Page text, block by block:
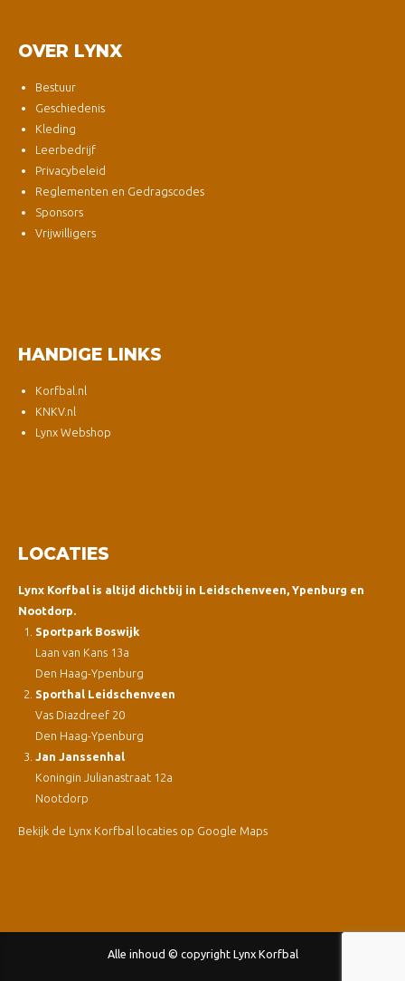
OVER LYNX
Bestuur
Geschiedenis
Kleding
Leerbedrijf
Privacybeleid
Reglementen en Gedragscodes
Sponsors
Vrijwilligers
HANDIGE LINKS
Korfbal.nl
KNKV.nl
Lynx Webshop
LOCATIES
Lynx Korfbal is altijd dichtbij in Leidschenveen, Ypenburg en
Nootdorp.
Sportpark Boswijk
Laan van Kans 13a
Den Haag-Ypenburg
Sporthal Leidschenveen
Vas Diazdreef 20
Den Haag-Ypenburg
Jan Janssenhal
Koningin Julianastraat 12a
Nootdorp
Bekijk de Lynx Korfbal locaties op Google Maps
Alle inhoud © copyright Lynx Korfbal